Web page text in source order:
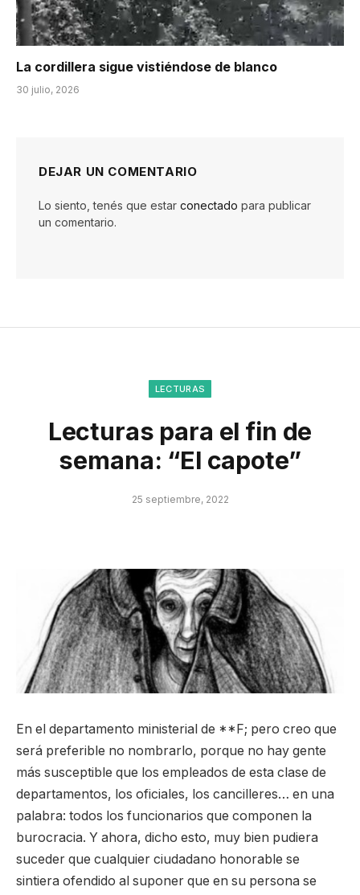
La cordillera sigue vistiéndose de blanco
30 julio, 2026
DEJAR UN COMENTARIO
Lo siento, tenés que estar conectado para publicar
un comentario.
LECTURAS
Lecturas para el fin de
semana: “El capote”
25 septiembre, 2022
En el departamento ministerial de **F; pero creo que
será preferible no nombrarlo, porque no hay gente
más susceptible que los empleados de esta clase de
departamentos, los oficiales, los cancilleres… en una
palabra: todos los funcionarios que componen la
burocracia. Y ahora, dicho esto, muy bien pudiera
suceder que cualquier ciudadano honorable se
sintiera ofendido al suponer que en su persona se